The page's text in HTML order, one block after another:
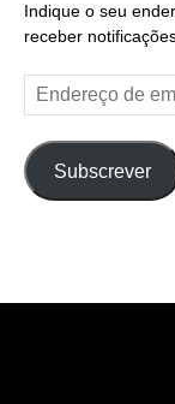
Indique o seu
receber
Endereço
de
email
Subscrever